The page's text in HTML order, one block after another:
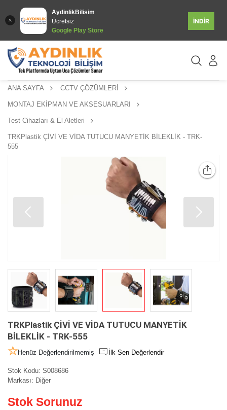
AydinlikBilisim
Ücretsiz
Google Play Store
İNDİR
ANA SAYFA CCTV ÇÖZÜMLERİ
MONTAJ EKİPMAN VE AKSESUARLARI
Test Cihazları & El Aletleri
TRKPlastik ÇİVİ VE VİDA TUTUCU MANYETİK BİLEKLİK - TRK-
555
TRKPlastik ÇİVİ VE VİDA TUTUCU MANYETİK
BİLEKLİK - TRK-555
Henüz Değerlendirilmemiş İlk Sen Değerlendir
Stok Kodu: S008686
Markası: Diğer
Stok Sorunuz